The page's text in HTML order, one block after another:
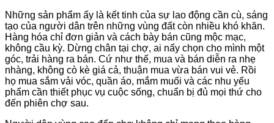
Những sản phẩm ấy là kết tinh của sự lao động cần cù, sáng
tạo của người dân trên những vùng đất còn nhiều khó khăn.
Hàng hóa chỉ đơn giản và cách bày bán cũng mộc mạc,
không cầu kỳ. Dừng chân tại chợ, ai nấy chọn cho mình một
góc, trải hàng ra bán. Cứ như thế, mua và bán diễn ra nhẹ
nhàng, không cò kè giá cả, thuận mua vừa bán vui vẻ. Rồi
họ mua sắm vải vóc, quần áo, mắm muối và các nhu yếu
phẩm cần thiết phục vụ cuộc sống, chuẩn bị đủ mọi thứ cho
đến phiên chợ sau.